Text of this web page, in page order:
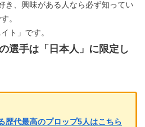
き、興味がある人なら必ず知ってい
。
ト」です。
選手は「日本人」に限定し
歴代最高のプロップ5人はこちら